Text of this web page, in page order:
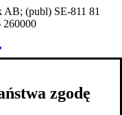
(publ) SE-811 81
260000
zgodę